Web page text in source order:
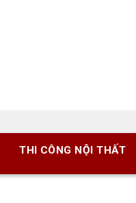
THI CÔNG NỘI THẤT